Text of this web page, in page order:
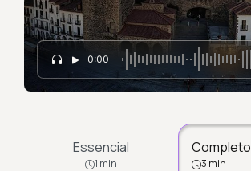
0:00
Essencial
1 min
Completo
3 min